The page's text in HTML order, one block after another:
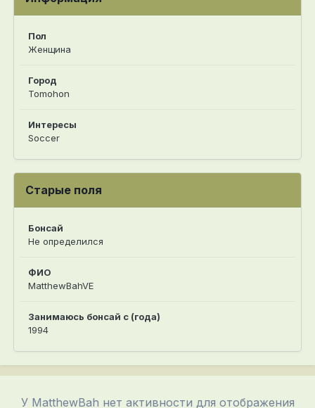
Пол
Женщина
Город
Tomohon
Интересы
Soccer
Старые поля
Бонсай
Не определился
ФИО
MatthewBahVE
Занимаюсь бонсай с (года)
1994
У MatthewBah нет активности для отображения